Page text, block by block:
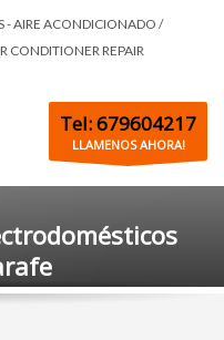
- AIRE ACONDICIONADO /
CONDITIONER REPAIR
Tel: 679604217
LLAMENOS AHORA!